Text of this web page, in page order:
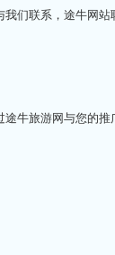
们联系，途牛网站
牛旅游网与您的